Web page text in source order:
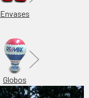
Envases
Globos